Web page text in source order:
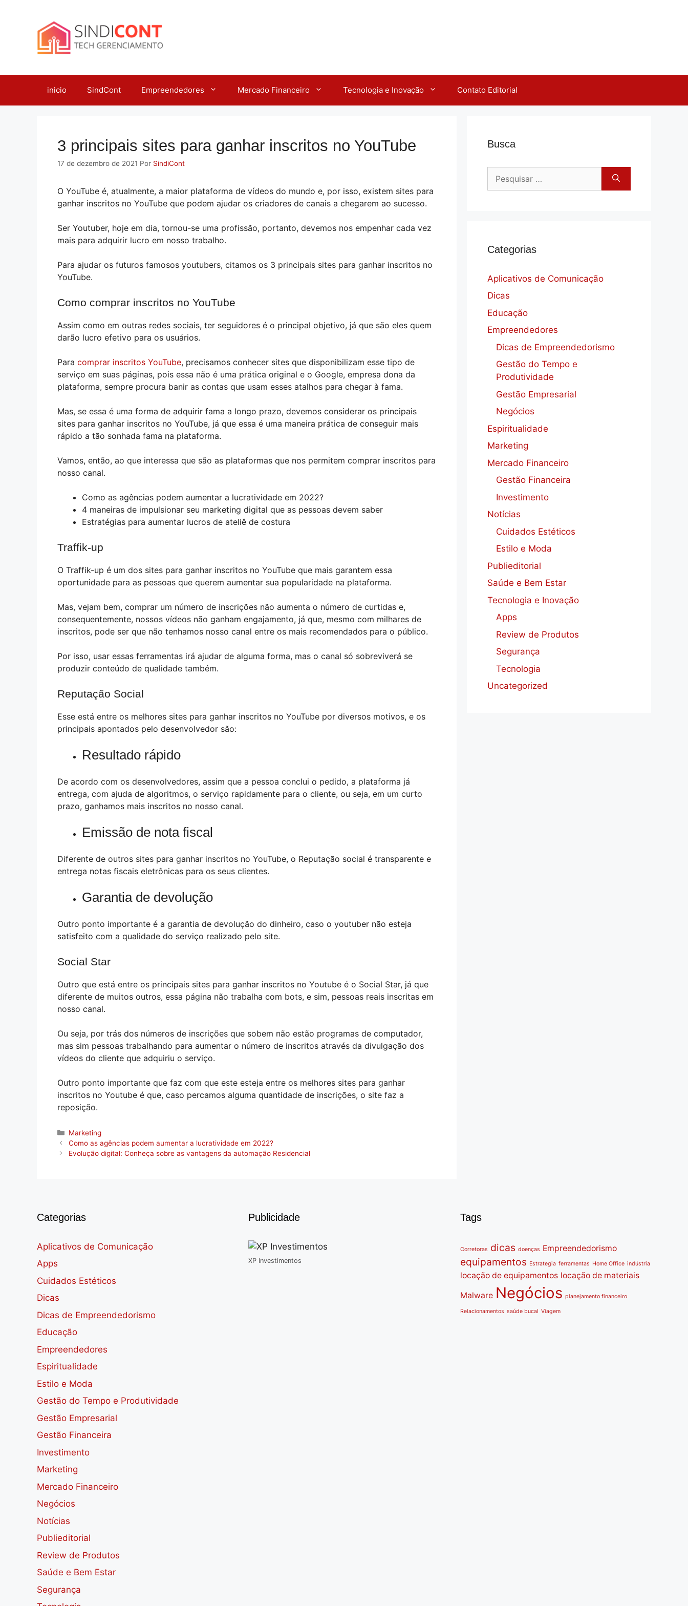
inicio SindCont Empreendedores Mercado Financeiro Tecnologia e Inovação Contato Editorial
3 principais sites para ganhar inscritos no YouTube
17 de dezembro de 2021 Por SindiCont
O YouTube é, atualmente, a maior plataforma de vídeos do mundo e, por isso, existem sites para
ganhar inscritos no YouTube que podem ajudar os criadores de canais a chegarem ao sucesso.
Ser Youtuber, hoje em dia, tornou-se uma profissão, portanto, devemos nos empenhar cada vez
mais para adquirir lucro em nosso trabalho.
Para ajudar os futuros famosos youtubers, citamos os 3 principais sites para ganhar inscritos no
YouTube.
Como comprar inscritos no YouTube
Assim como em outras redes sociais, ter seguidores é o principal objetivo, já que são eles quem
darão lucro efetivo para os usuários.
Para comprar inscritos YouTube, precisamos conhecer sites que disponibilizam esse tipo de
serviço em suas páginas, pois essa não é uma prática original e o Google, empresa dona da
plataforma, sempre procura banir as contas que usam esses atalhos para chegar à fama.
Mas, se essa é uma forma de adquirir fama a longo prazo, devemos considerar os principais
sites para ganhar inscritos no YouTube, já que essa é uma maneira prática de conseguir mais
rápido a tão sonhada fama na plataforma.
Vamos, então, ao que interessa que são as plataformas que nos permitem comprar inscritos para
nosso canal.
Como as agências podem aumentar a lucratividade em 2022?
4 maneiras de impulsionar seu marketing digital que as pessoas devem saber
Estratégias para aumentar lucros de ateliê de costura
Traffik-up
O Traffik-up é um dos sites para ganhar inscritos no YouTube que mais garantem essa
oportunidade para as pessoas que querem aumentar sua popularidade na plataforma.
Mas, vejam bem, comprar um número de inscrições não aumenta o número de curtidas e,
consequentemente, nossos vídeos não ganham engajamento, já que, mesmo com milhares de
inscritos, pode ser que não tenhamos nosso canal entre os mais recomendados para o público.
Por isso, usar essas ferramentas irá ajudar de alguma forma, mas o canal só sobreviverá se
produzir conteúdo de qualidade também.
Reputação Social
Esse está entre os melhores sites para ganhar inscritos no YouTube por diversos motivos, e os
principais apontados pelo desenvolvedor são:
Resultado rápido
De acordo com os desenvolvedores, assim que a pessoa conclui o pedido, a plataforma já
entrega, com ajuda de algoritmos, o serviço rapidamente para o cliente, ou seja, em um curto
prazo, ganhamos mais inscritos no nosso canal.
Emissão de nota fiscal
Diferente de outros sites para ganhar inscritos no YouTube, o Reputação social é transparente e
entrega notas fiscais eletrônicas para os seus clientes.
Garantia de devolução
Outro ponto importante é a garantia de devolução do dinheiro, caso o youtuber não esteja
satisfeito com a qualidade do serviço realizado pelo site.
Social Star
Outro que está entre os principais sites para ganhar inscritos no Youtube é o Social Star, já que
diferente de muitos outros, essa página não trabalha com bots, e sim, pessoas reais inscritas em
nosso canal.
Ou seja, por trás dos números de inscrições que sobem não estão programas de computador,
mas sim pessoas trabalhando para aumentar o número de inscritos através da divulgação dos
vídeos do cliente que adquiriu o serviço.
Outro ponto importante que faz com que este esteja entre os melhores sites para ganhar
inscritos no Youtube é que, caso percamos alguma quantidade de inscrições, o site faz a
reposição.
Categorias
Marketing
Como as agências podem aumentar a lucratividade em 2022?
Evolução digital: Conheça sobre as vantagens da automação Residencial
Busca
por:
Categorias
Aplicativos de Comunicação
Dicas
Educação
Empreendedores
Dicas de Empreendedorismo
Gestão do Tempo e
Produtividade
Gestão Empresarial
Negócios
Espiritualidade
Marketing
Mercado Financeiro
Gestão Financeira
Investimento
Notícias
Cuidados Estéticos
Estilo e Moda
Publieditorial
Saúde e Bem Estar
Tecnologia e Inovação
Apps
Review de Produtos
Segurança
Tecnologia
Uncategorized
Categorias
Aplicativos de Comunicação
Apps
Cuidados Estéticos
Dicas
Dicas de Empreendedorismo
Educação
Empreendedores
Espiritualidade
Estilo e Moda
Gestão do Tempo e Produtividade
Gestão Empresarial
Gestão Financeira
Investimento
Marketing
Mercado Financeiro
Negócios
Notícias
Publieditorial
Review de Produtos
Saúde e Bem Estar
Segurança
Publicidade
XP Investimentos
Tags
Corretoras dicas doenças Empreendedorismo
equipamentos Estrategia ferramentas Home Office indústria
locação de equipamentos locação de materiais
Malware Negócios planejamento financeiro
Relacionamentos saúde bucal Viagem